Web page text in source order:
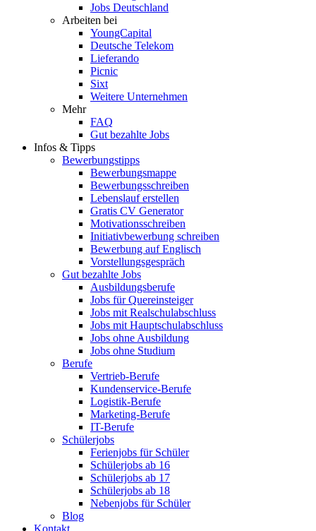
Jobs Deutschland
Arbeiten bei
YoungCapital
Deutsche Telekom
Lieferando
Picnic
Sixt
Weitere Unternehmen
Mehr
FAQ
Gut bezahlte Jobs
Infos & Tipps
Bewerbungstipps
Bewerbungsmappe
Bewerbungsschreiben
Lebenslauf erstellen
Gratis CV Generator
Motivationsschreiben
Initiativbewerbung schreiben
Bewerbung auf Englisch
Vorstellungsgespräch
Gut bezahlte Jobs
Ausbildungsberufe
Jobs für Quereinsteiger
Jobs mit Realschulabschluss
Jobs mit Hauptschulabschluss
Jobs ohne Ausbildung
Jobs ohne Studium
Berufe
Vertrieb-Berufe
Kundenservice-Berufe
Logistik-Berufe
Marketing-Berufe
IT-Berufe
Schülerjobs
Ferienjobs für Schüler
Schülerjobs ab 16
Schülerjobs ab 17
Schülerjobs ab 18
Nebenjobs für Schüler
Blog
Kontakt